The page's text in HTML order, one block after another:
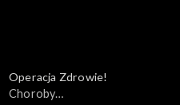
Operacja Zdrowie!
Choroby